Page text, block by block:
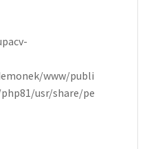
www/publi
usr/share/pe